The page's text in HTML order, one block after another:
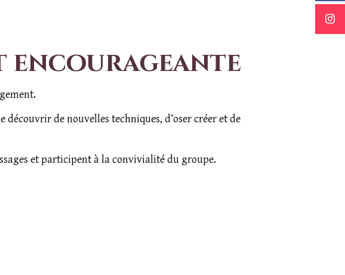
encourageante
découvrir de nouvelles techniques, d’oser créer et de
et participent à la convivialité du groupe.